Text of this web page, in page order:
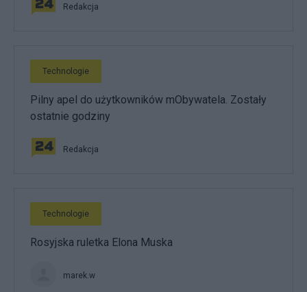
Redakcja
Technologie
Pilny apel do użytkowników mObywatela. Zostały
ostatnie godziny
Redakcja
Technologie
Rosyjska ruletka Elona Muska
marek.w